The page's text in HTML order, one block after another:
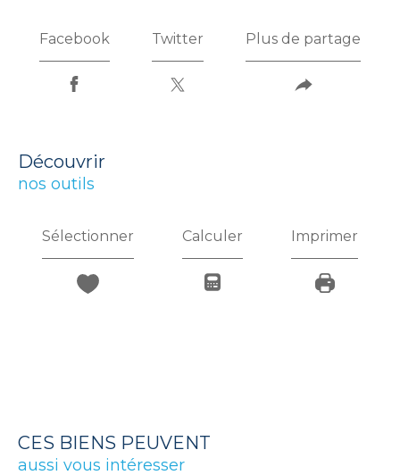
Facebook Twitter Plus de partage
découvrir
nos outils
Sélectionner Calculer Imprimer
CES BIENS PEUVENT
aussi vous intéresser